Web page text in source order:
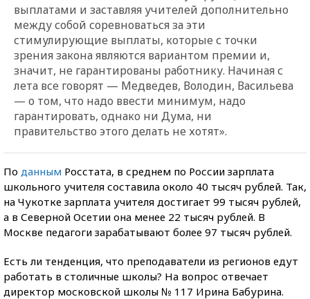
выплатами и заставляя учителей дополнительно
между собой соревноваться за эти
стимулирующие выплаты, которые с точки
зрения закона являются вариантом премии и,
значит, не гарантированы работнику. Начиная с
лета все говорят — Медведев, Володин, Васильева
— о том, что надо ввести минимум, надо
гарантировать, однако ни Дума, ни
правительство этого делать не хотят».
По данным Росстата, в среднем по России зарплата
школьного учителя составила около 40 тысяч рублей. Так,
на Чукотке зарплата учителя достигает 99 тысяч рублей,
а в Северной Осетии она менее 22 тысяч рублей. В
Москве педагоги зарабатывают более 97 тысяч рублей.
Есть ли тенденция, что преподаватели из регионов едут
работать в столичные школы? На вопрос отвечает
директор московской школы № 117 Ирина Бабурина.